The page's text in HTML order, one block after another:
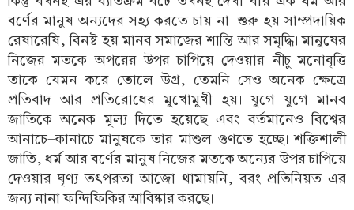
বর্ণের মানুষ অন্যদের সহ্য করতে চায় না। শুরু হয় সাম্প্রদায়িক
রেষারেষি, বিনষ্ট হয় মানব সমাজের শান্তি আর সমৃদ্ধি। মানুষের
নিজের মতকে অপরের উপর চাপিয়ে দেওয়ার নীচু মনোবৃত্তি
তাকে যেমন করে তোলে উগ্র, তেমনি সেও অনেক ক্ষেত্রে
প্রতিবাদ আর প্রতিরোধের মুখোমুখী হয়। যুগে যুগে মানব
জাতিকে অনেক মূল্য দিতে হয়েছে এবং বর্তমানেও বিশ্বের
আনাচে-কানাচে মানুষকে তার মাশুল গুণতে হচ্ছে। শক্তিশালী
জাতি, ধর্ম আর বর্ণের মানুষ নিজের মতকে অন্যের উপর চাপিয়ে
দেওয়ার ঘৃণ্য তৎপরতা আজো থামায়নি, বরং প্রতিনিয়ত এর
জন্য নানা ফন্দিফিকির আবিষ্কার করছে।